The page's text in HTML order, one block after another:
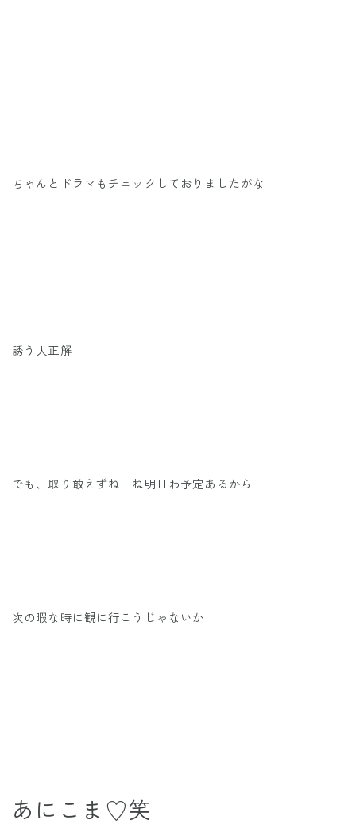
ちゃんとドラマもチェックしておりましたがな
誘う人正解
でも、取り敢えずねーね明日わ予定あるから
次の暇な時に観に行こうじゃないか
あにこま♡笑